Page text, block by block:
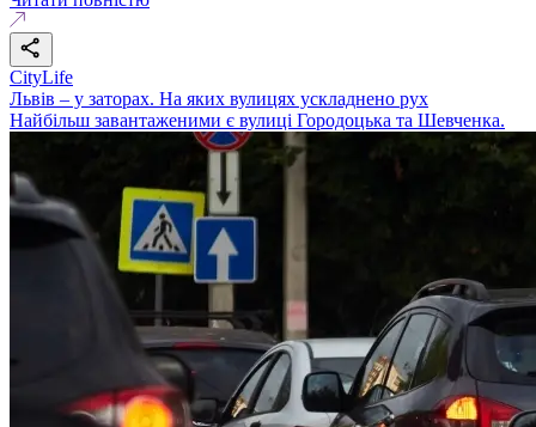
CityLife
Львів – у заторах. На яких вулицях ускладнено рух
Найбільш завантаженими є вулиці Городоцька та Шевченка.